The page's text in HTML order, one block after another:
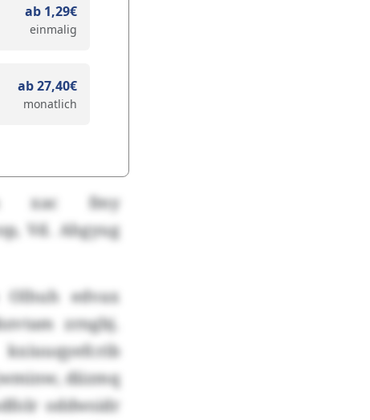
ab 1,29€
einmalig
ab 27,40€
monatlich
xac fmy
Vd. Ahgyug
edvax
zrngbj.
diizmq
oddwsidr